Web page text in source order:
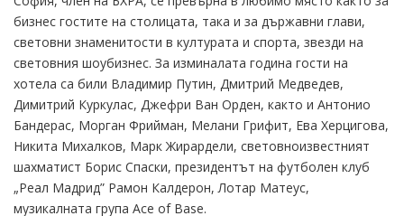
бизнес гостите на столицата, така и за държавни глави,
световни знаменитости в културата и спорта, звезди на
световния шоубизнес. За изминалата година гости на
хотела са били Владимир Путин, Дмитрий Медведев,
Димитрий Куркулас, Джефри Ван Орден, както и Антонио
Бандерас, Морган Фрийман, Мелани Грифит, Ева Херцигова,
Никита Михалков, Марк Жирардели, световноизвестният
шахматист Борис Спаски, президентът на футболен клуб
„Реал Мадрид” Рамон Калдерон, Лотар Матеус,
музикалната група Ace of Base.